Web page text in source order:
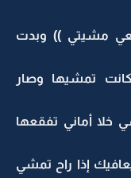
مشيتي )) وبدت
تمشيها وصار
خلا أماني تفقعها
إذا راح تمشي